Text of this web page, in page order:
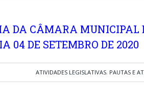
DA CÂMARA MUNICIPAL
04 DE SETEMBRO DE 2020
ATIVIDADES LEGISLATIVAS, PAUTAS E